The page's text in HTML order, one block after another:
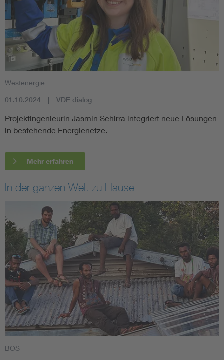
Westenergie
01.10.2024 VDE dialog
Projektingenieurin Jasmin Schirra integriert neue Lösungen
in bestehende Energienetze.
Mehr erfahren
In der ganzen Welt zu Hause
BOS